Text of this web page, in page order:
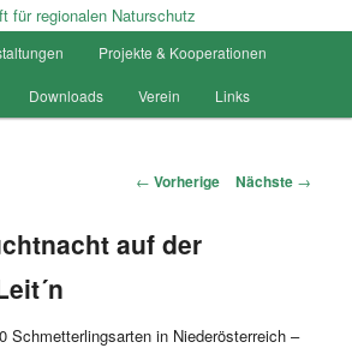
für
Projekte & Kooperationen
Downloads Verein Links
Artikelnavigation
← Vorherige Nächste →
auf der
Schmetterlingsarten in Niederösterreich –